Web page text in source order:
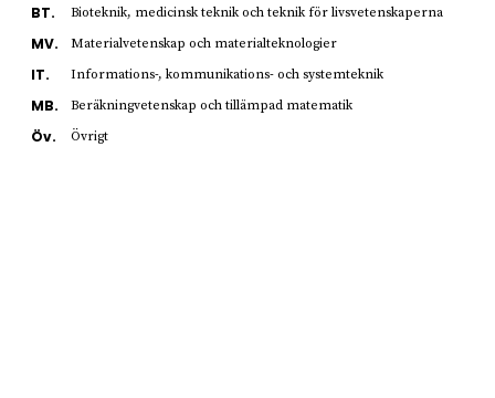
BT. Bioteknik, medicinsk teknik och teknik för livsvetenskaperna
MV. Materialvetenskap och materialteknologier
IT. Informations-, kommunikations- och systemteknik
MB. Beräkningvetenskap och tillämpad matematik
Öv. Övrigt